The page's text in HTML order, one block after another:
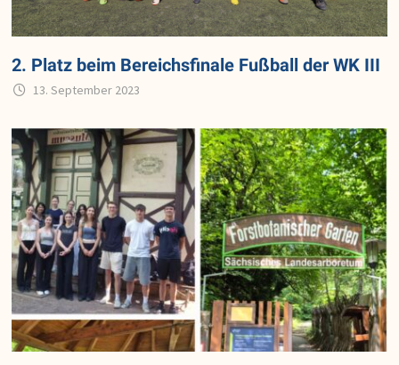
2. Platz beim Bereichsfinale Fußball der WK III
13. September 2023